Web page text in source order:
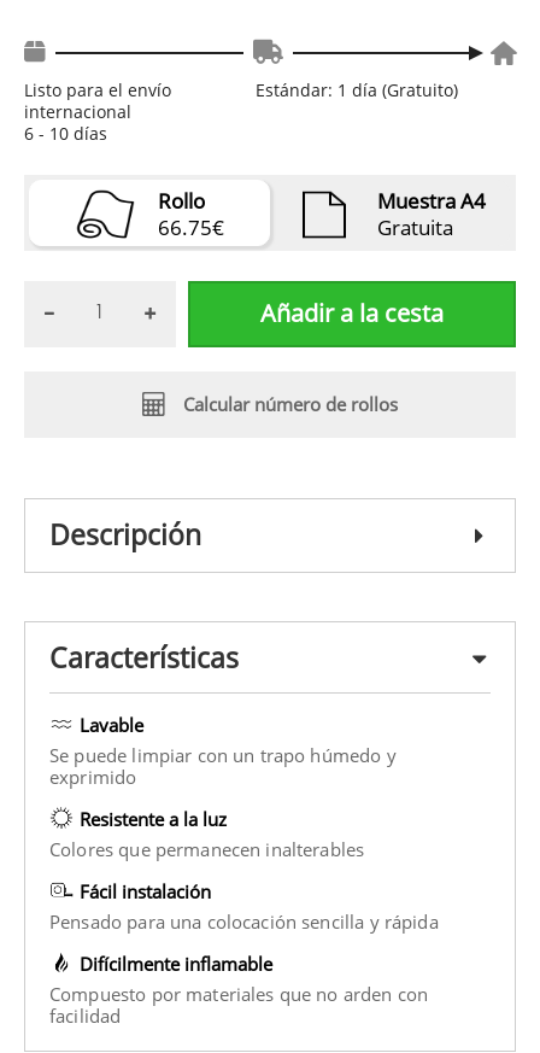
Listo para el envío
internacional
6 - 10 días
Estándar: 1 día (Gratuito)
Rollo
66.75€
Muestra A4
Gratuita
Añadir a la cesta
Calcular número de rollos
Descripción
Características
Lavable
Se puede limpiar con un trapo húmedo y
exprimido
Resistente a la luz
Colores que permanecen inalterables
Fácil instalación
Pensado para una colocación sencilla y rápida
Difícilmente inflamable
Compuesto por materiales que no arden con
facilidad